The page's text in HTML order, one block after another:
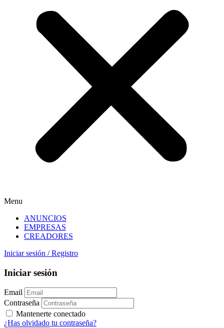
Menu
ANUNCIOS
EMPRESAS
CREADORES
Iniciar sesión / Registro
Iniciar sesión
Email
Contraseña
Mantenerte conectado
¿Has olvidado tu contraseña?